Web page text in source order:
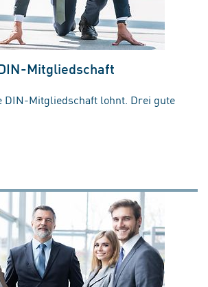
Mitgliedschaft
DIN-Mitgliedschaft lohnt. Drei gute